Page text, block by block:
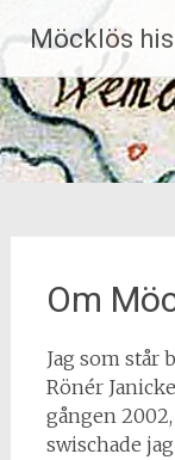
till
innehåll
Möcklös
Om
Jag som står
Rönér
gången
swischade